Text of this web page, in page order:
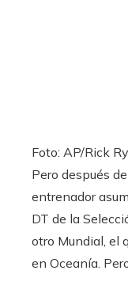
Foto: AP/Rick
Pero después
entrenador
DT de la
otro Mundial, el
en Oceanía.